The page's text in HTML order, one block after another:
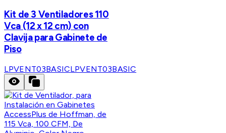
Kit de 3 Ventiladores 110
Vca (12 x 12 cm) con
Clavija para Gabinete de
Piso
LPVENT03BASICLPVENT03BASIC